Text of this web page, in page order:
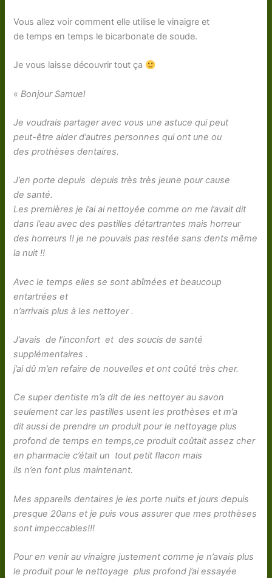
Vous allez voir comment elle utilise le vinaigre et
de temps en temps le bicarbonate de soude.
Je vous laisse découvrir tout ça
«Bonjour Samuel
Je voudrais partager avec vous une astuce qui peut
peut-être aider d’autres personnes qui ont une ou
des prothèses dentaires.
J’en porte depuis depuis très très jeune pour cause
de santé.
Les premières je l’ai ai nettoyée comme on me l’avait dit
dans l’eau avec des pastilles détartrantes mais horreur
des horreurs !! je ne pouvais pas restée sans dents même
la nuit !!
Avec le temps elles se sont abîmées et beaucoup
entartrées et
n’arrivais plus à les nettoyer .
J’avais de l’inconfort et des soucis de santé
supplémentaires .
j’ai dû m’en refaire de nouvelles et ont coûté très cher.
Ce super dentiste m’a dit de les nettoyer au savon
seulement car les pastilles usent les prothèses et m’a
dit aussi de prendre un produit pour le nettoyage plus
profond de temps en temps,ce produit coûtait assez cher
en pharmacie c’était un tout petit flacon mais
ils n’en font plus maintenant.
Mes appareils dentaires je les porte nuits et jours depuis
presque 20ans et je puis vous assurer que mes prothèses
sont impeccables!!!
Pour en venir au vinaigre justement comme je n’avais plus
le produit pour le nettoyage plus profond j’ai essayée